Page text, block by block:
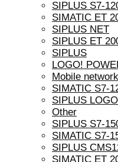
SIPLUS S7-
SIMATIC ET
SIPLUS NET
SIPLUS ET
SIPLUS
LOGO!
Mobile
SIMATIC S7-
SIPLUS
Other
SIPLUS S7-
SIMATIC S7-
SIPLUS
SIMATIC ET